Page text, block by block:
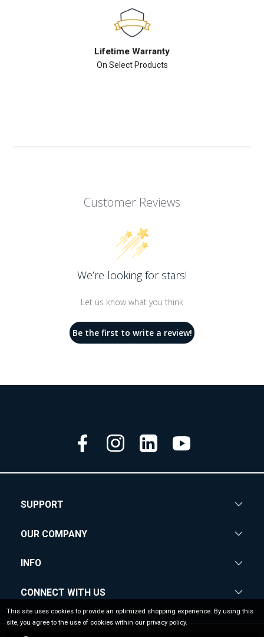
Lifetime Warranty
On Select Products
Customer Reviews
We’re looking for stars!
Let us know what you think
Be the first to write a review!
SUPPORT
OUR COMPANY
INFO
CONNECT WITH US
This site uses cookies to provide an optimized shopping experience. By using this
site, you agree to the use of cookies within our privacy policy.